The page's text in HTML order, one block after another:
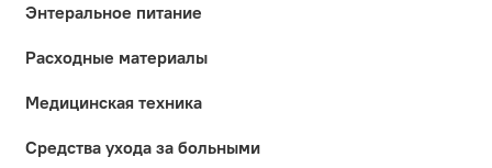
Энтеральное питание
Расходные материалы
Медицинская техника
Средства ухода за больными